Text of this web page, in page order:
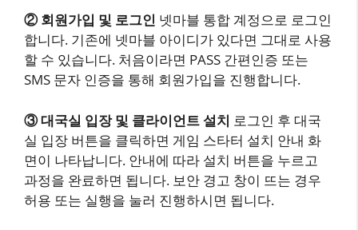
② 회원가입 및 로그인 넷마블 통합 계정으로 로그인
합니다. 기존에 넷마블 아이디가 있다면 그대로 사용
할 수 있습니다. 처음이라면 PASS 간편인증 또는
SMS 문자 인증을 통해 회원가입을 진행합니다.
③ 대국실 입장 및 클라이언트 설치 로그인 후 대국
실 입장 버튼을 클릭하면 게임 스타터 설치 안내 화
면이 나타납니다. 안내에 따라 설치 버튼을 누르고
과정을 완료하면 됩니다. 보안 경고 창이 뜨는 경우
허용 또는 실행을 눌러 진행하시면 됩니다.